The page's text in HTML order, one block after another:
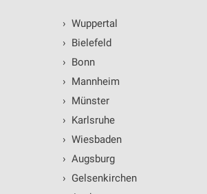
› Wuppertal
› Bielefeld
› Bonn
› Mannheim
› Münster
› Karlsruhe
› Wiesbaden
› Augsburg
› Gelsenkirchen